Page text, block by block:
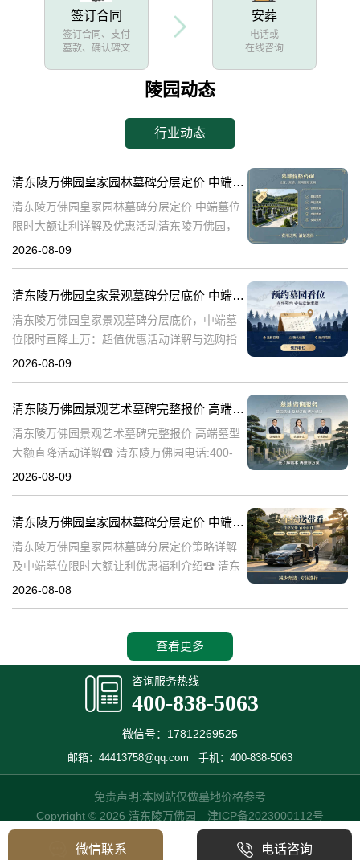
签订合同
签订合同、支付
墓款、确认碑文
安葬
电话或
在线咨询
陵园动态
行业动态
清东陵万佛园皇家园林墓碑分层定价 中端墓位限时大额让利详解及优惠活动
清东陵万佛园皇家园林墓碑分层定价 中端墓位
限时大额让利详解及优惠活动清东陵万佛园，
作为中国历史上著名的皇家陵园之一，承载着
2026-08-09
清东陵万佛园皇家景观墓碑分层底价 中端墓位限时直降上万：超值优惠活动详解与选购指南
清东陵万佛园皇家景观墓碑分层底价，中端墓
位限时直降上万：超值优惠活动详解与选购指
南☎ 清东陵万佛园电话:400-838-5063清东陵
2026-08-09
清东陵万佛园景观艺术墓碑完整报价 高端墓型大额直降活动详解
清东陵万佛园景观艺术墓碑完整报价 高端墓型
大额直降活动详解☎ 清东陵万佛园电话:400-
838-5063清东陵万佛园，作为中国著名的皇家
2026-08-09
清东陵万佛园皇家园林墓碑分层定价 中端墓位限时大额让利详解及优惠福利
清东陵万佛园皇家园林墓碑分层定价策略详解
及中端墓位限时大额让利优惠福利介绍☎ 清东
陵万佛园电话:400-838-5063清东陵万佛园，作
2026-08-08
查看更多
咨询服务热线
400-838-5063
微信号：17812269525
邮箱：44413758@qq.com 手机：400-838-5063
免责声明:本网站仅做墓地价格参考
Copyright © 2026 清东陵万佛园 津ICP备2023000112号
微信联系 电话咨询